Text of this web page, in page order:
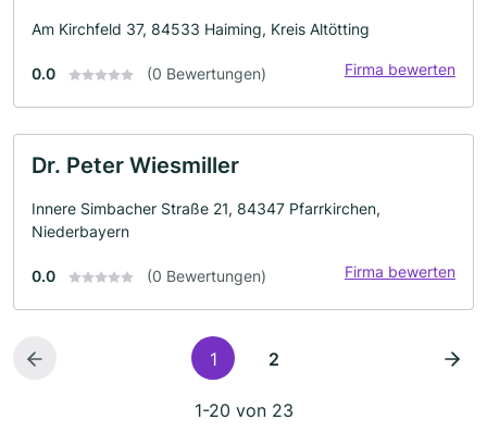
Am Kirchfeld 37, 84533 Haiming, Kreis Altötting
0.0 (0 Bewertungen) Firma bewerten
Dr. Peter Wiesmiller
Innere Simbacher Straße 21, 84347 Pfarrkirchen,
Niederbayern
0.0 (0 Bewertungen) Firma bewerten
1 2
1-20 von 23